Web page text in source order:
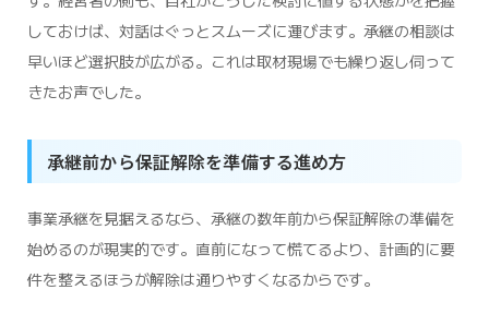
しておけば、対話はぐっとスムーズに運びます。承継の相談は
早いほど選択肢が広がる。これは取材現場でも繰り返し伺って
きたお声でした。
承継前から保証解除を準備する進め方
事業承継を見据えるなら、承継の数年前から保証解除の準備を
始めるのが現実的です。直前になって慌てるより、計画的に要
件を整えるほうが解除は通りやすくなるからです。